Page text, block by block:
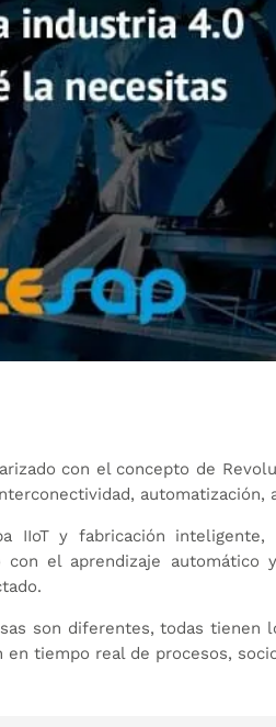
con el concepto de
automatización,
IIoT y fabricación
el aprendizaje automático
son diferentes, todas tienen
en tiempo real de procesos,